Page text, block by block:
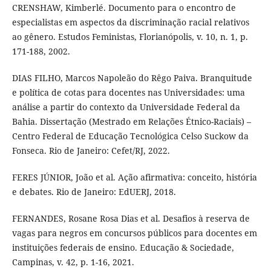
CRENSHAW, Kimberlé. Documento para o encontro de
especialistas em aspectos da discriminação racial relativos
ao gênero. Estudos Feministas, Florianópolis, v. 10, n. 1, p.
171-188, 2002.
DIAS FILHO, Marcos Napoleão do Rêgo Paiva. Branquitude
e política de cotas para docentes nas Universidades: uma
análise a partir do contexto da Universidade Federal da
Bahia. Dissertação (Mestrado em Relações Étnico-Raciais) –
Centro Federal de Educação Tecnológica Celso Suckow da
Fonseca. Rio de Janeiro: Cefet/RJ, 2022.
FERES JÚNIOR, João et al. Ação afirmativa: conceito, história
e debates. Rio de Janeiro: EdUERJ, 2018.
FERNANDES, Rosane Rosa Dias et al. Desafios à reserva de
vagas para negros em concursos públicos para docentes em
instituições federais de ensino. Educação & Sociedade,
Campinas, v. 42, p. 1-16, 2021.